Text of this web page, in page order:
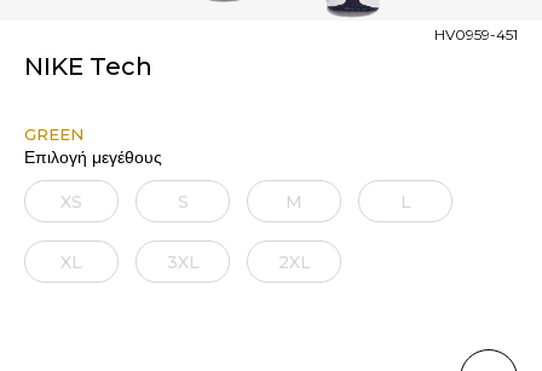
NIKE Tech
HV0959-451
GREEN
Επιλογή μεγέθους
XS S M L
XL 3XL 2XL